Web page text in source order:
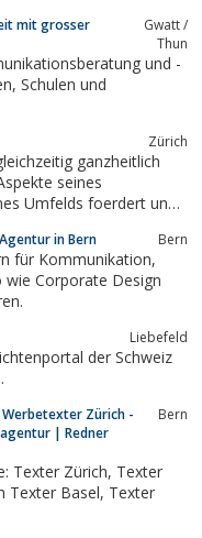
mit grosser
Gwatt /
Thun
und -
Zürich
ganzheitlich
in Bern Bern
für Kommunikation,
Liebefeld
der Schweiz
Zürich -
| Redner
Bern
Zürich, Texter